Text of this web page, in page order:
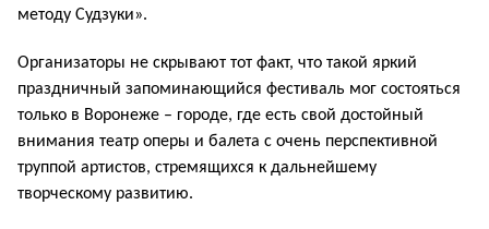
методу Судзуки».
Организаторы не скрывают тот факт, что такой яркий
праздничный запоминающийся фестиваль мог состояться
только в Воронеже – городе, где есть свой достойный
внимания театр оперы и балета с очень перспективной
труппой артистов, стремящихся к дальнейшему
творческому развитию.